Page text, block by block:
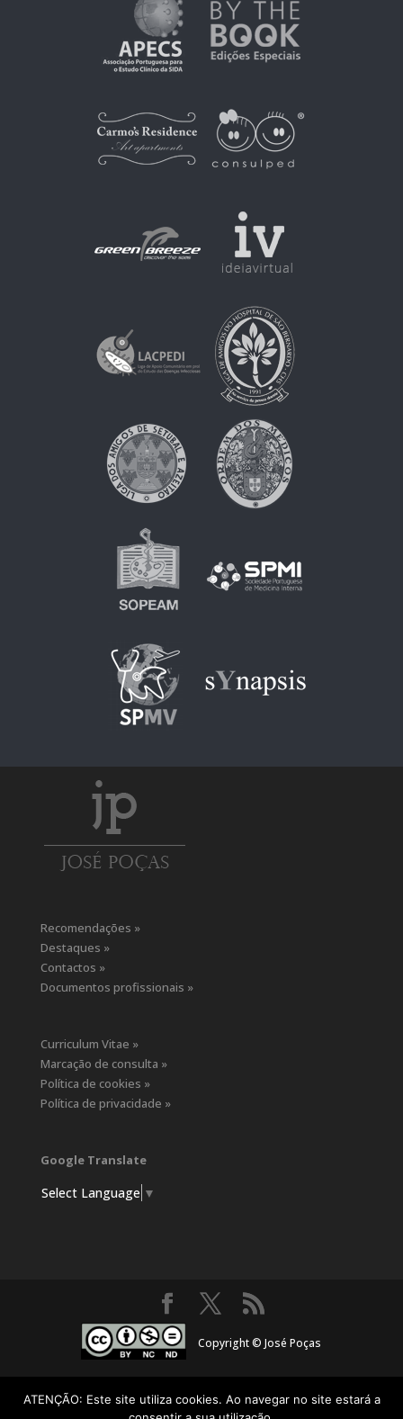
Recomendações »
Destaques »
Contactos »
Documentos profissionais »
Curriculum Vitae »
Marcação de consulta »
Política de cookies »
Política de privacidade »
Google Translate
Select Language ▼
Copyright © José Poças
ATENÇÃO: Este site utiliza cookies. Ao navegar no site estará a